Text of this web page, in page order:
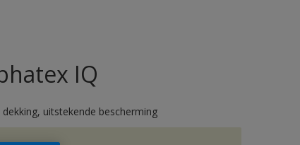
IQ
dekking, uitstekende bescherming